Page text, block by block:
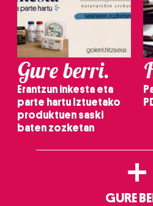
Gure berri.
Erantzun inkesta eta
parte hartu Iztuetako
produktuen saski
baten zozketan
+
GURE